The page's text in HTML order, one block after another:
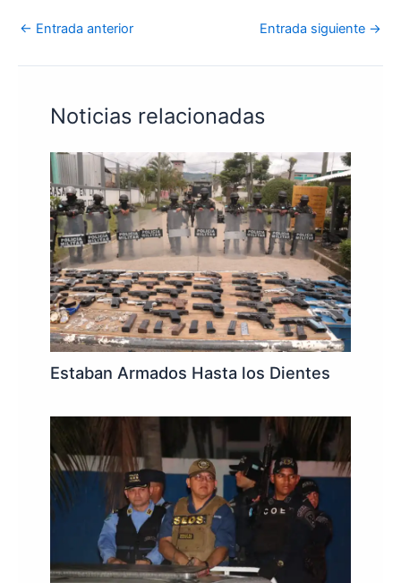
← Entrada anterior Entrada siguiente →
Noticias relacionadas
Estaban Armados Hasta los Dientes